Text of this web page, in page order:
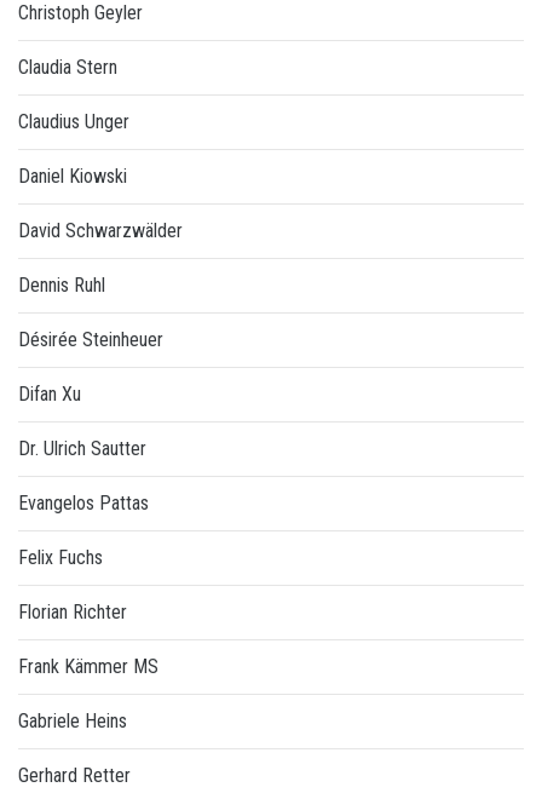
Christoph Geyler
Claudia Stern
Claudius Unger
Daniel Kiowski
David Schwarzwälder
Dennis Ruhl
Désirée Steinheuer
Difan Xu
Dr. Ulrich Sautter
Evangelos Pattas
Felix Fuchs
Florian Richter
Frank Kämmer MS
Gabriele Heins
Gerhard Retter